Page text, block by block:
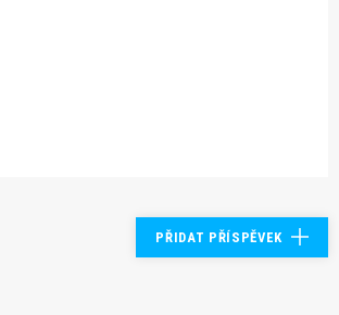
PŘIDAT PŘÍSPĚVEK